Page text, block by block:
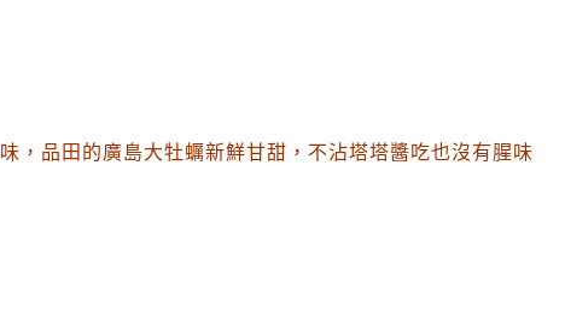
，品田的廣島大牡蠣新鮮甘甜 ，不沾塔塔醬吃也沒有腥味